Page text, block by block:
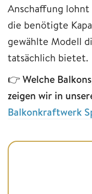
Anschaffung
die benötigte
gewählte Modell
tatsächlich bietet.
👉Welche
zeigen wir in
Balkonkraftwerk